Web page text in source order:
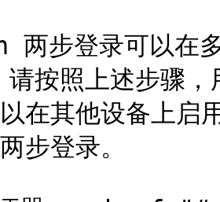
步登录可以在
按照上述步骤
在其他设备上启
步登录。